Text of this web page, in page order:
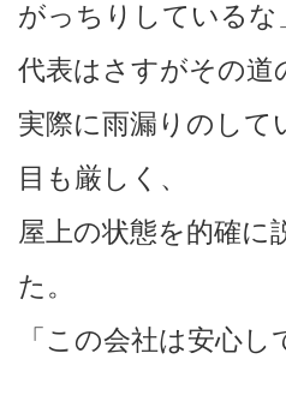
がっちりしているな
代表はさすがその道
実際に雨漏りのして
目も厳しく、
屋上の状態を的確に
た。
「この会社は安心